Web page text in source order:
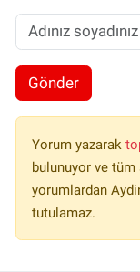
Gönder
Yorum yazarak
bulunuyor ve
yorumlardan
tutulamaz.